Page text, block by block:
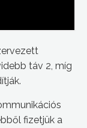
táv 2, míg
fizetjük a